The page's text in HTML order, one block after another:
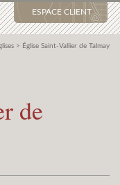
ESPACE CLIENT
> Église Saint-Vallier de Talmay
de